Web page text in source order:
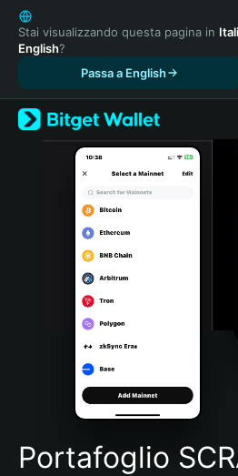
English
日本語
Tiếng Việt
Español (Latinoamérica)
Türkçe
Italiano
Português (Portugal)
Bahasa Indonesia
Português (Brasil)
Español (Argentina)
Stai visualizzando questa pagina in
English?
Passa a English
Portafoglio